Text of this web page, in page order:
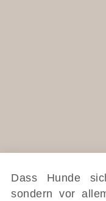
Dass Hunde
sondern vor